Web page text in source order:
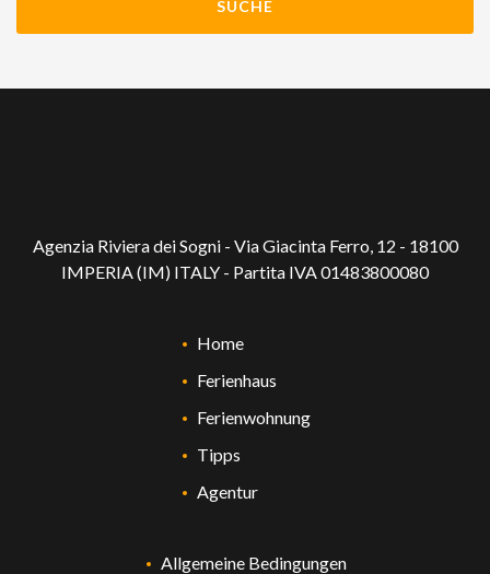
Agenzia Riviera dei Sogni - Via Giacinta Ferro, 12 - 18100
IMPERIA (IM) ITALY - Partita IVA 01483800080
Home
Ferienhaus
Ferienwohnung
Tipps
Agentur
Allgemeine Bedingungen